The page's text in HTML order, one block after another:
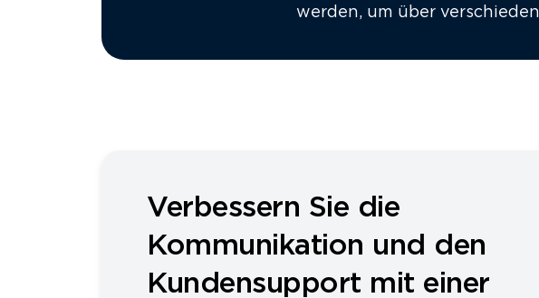
werden, um über
Verbessern Sie die
Kommunikation und den
Kundensupport mit einer